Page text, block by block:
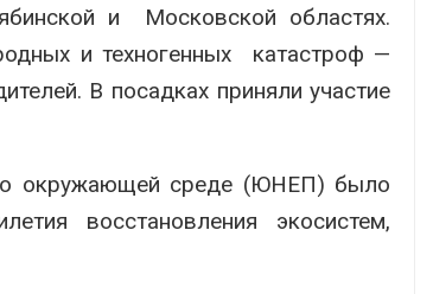
и Московской областях.
и техногенных катастроф —
В посадках приняли участие
окружающей среде (ЮНЕП) было
восстановления экосистем,
Дом из старых шин
кондиционера и почти
Авг 7, 2026
перед осенней миграцией
Авг 7, 2026